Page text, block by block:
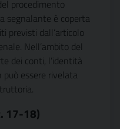
procedimento
segnalante è coperta
previsti dall’articolo
Nell’ambito del
dei conti, l’identità
essere rivelata
17-18)